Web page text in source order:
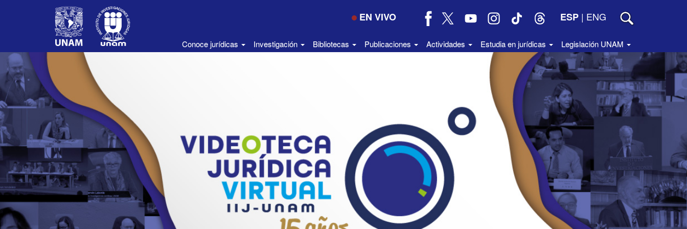
EN VIVO ESP | ENG
Conoce jurídicas Investigación Bibliotecas Publicaciones Actividades Estudia en jurídicas Legislación UNAM